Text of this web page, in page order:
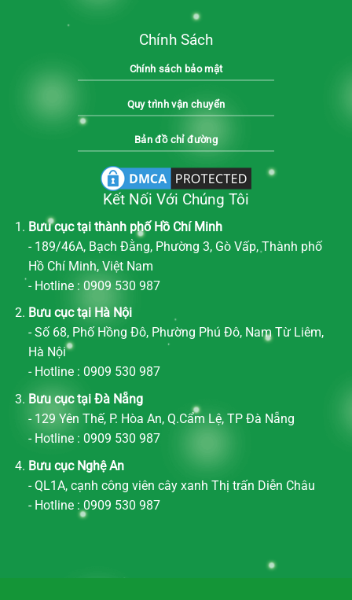
Chính Sách
Chính sách bảo mật
Quy trình vận chuyển
Bản đồ chỉ đường
Kết Nối Với Chúng Tôi
Bưu cục tại thành phố Hồ Chí Minh
- 189/46A, Bạch Đằng, Phường 3, Gò Vấp, Thành phố
Hồ Chí Minh, Việt Nam
- Hotline : 0909 530 987
Bưu cục tại Hà Nội
- Số 68, Phố Hồng Đô, Phường Phú Đô, Nam Từ Liêm,
Hà Nội
- Hotline : 0909 530 987
Bưu cục tại Đà Nẵng
- 129 Yên Thế, P. Hòa An, Q.Cẩm Lệ, TP Đà Nẵng
- Hotline : 0909 530 987
Bưu cục Nghệ An
- QL1A, cạnh công viên cây xanh Thị trấn Diễn Châu
- Hotline : 0909 530 987